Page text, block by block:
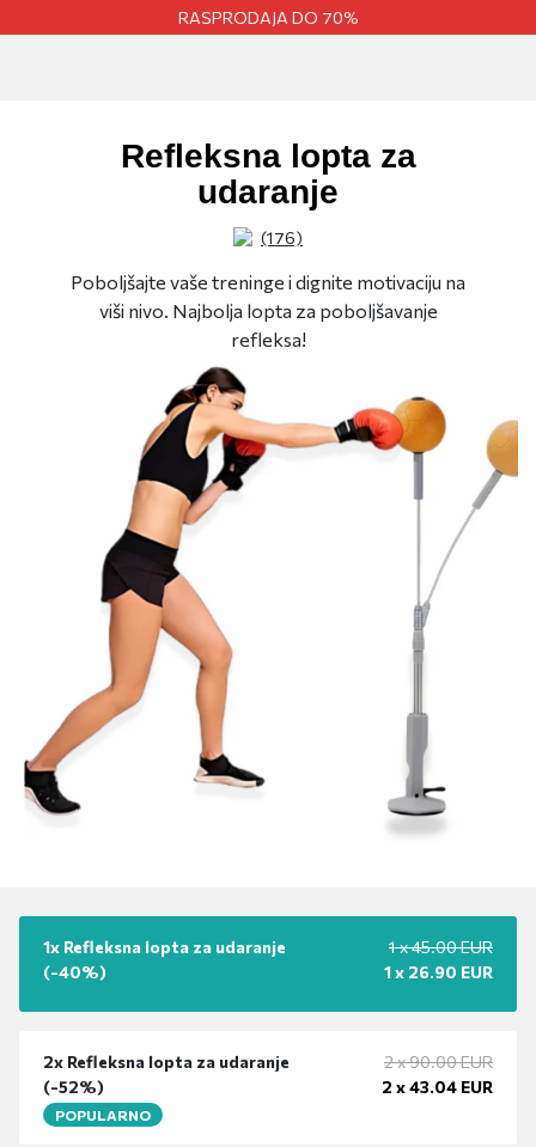
RASPRODAJA DO 70%
Refleksna lopta za
udaranje
(176)
Poboljšajte vaše treninge i dignite motivaciju na
viši nivo. Najbolja lopta za poboljšavanje
refleksa!
1x Refleksna lopta za udaranje
(-40%)
1 x45.00EUR
1 x 26.90 EUR
2x Refleksna lopta za udaranje
(-52%)
POPULARNO
2 x90.00EUR
2 x43.04 EUR